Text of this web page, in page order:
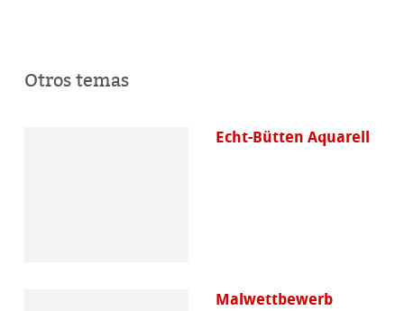
Otros temas
Echt-Bütten Aquarell
Malwettbewerb